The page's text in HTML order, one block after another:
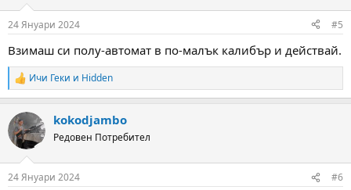
s
24 Януари 2024 #5
Взимаш си полу-автомат в по-малък калибър и действай.
R
e
c
t
i
s
Ичи Геки и Hidden
kokodjambo
Редовен Потребител
24 Януари 2024 #6